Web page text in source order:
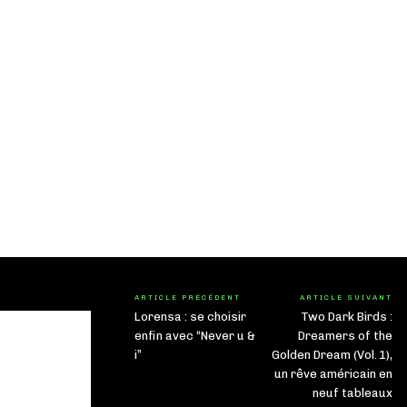
ARTICLE PRÉCÉDENT
Lorensa : se choisir
enfin avec “Never u &
i”
ARTICLE SUIVANT
Two Dark Birds :
Dreamers of the
Golden Dream (Vol. 1),
un rêve américain en
neuf tableaux